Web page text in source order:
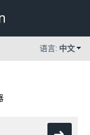
语言: 中文